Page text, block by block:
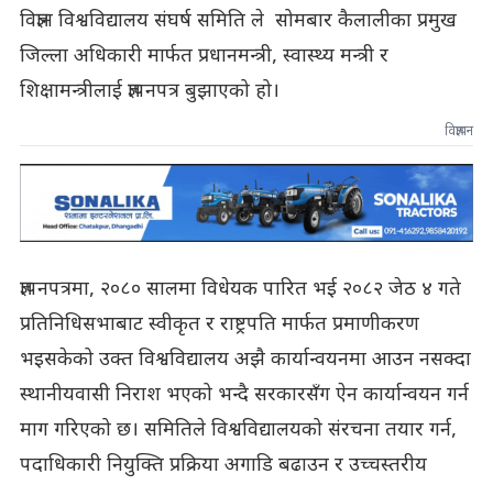
विज्ञान विश्वविद्यालय संघर्ष समिति ले सोमबार कैलालीका प्रमुख
जिल्ला अधिकारी मार्फत प्रधानमन्त्री, स्वास्थ्य मन्त्री र
शिक्षामन्त्रीलाई ज्ञापनपत्र बुझाएको हो।
विज्ञापन
ज्ञापनपत्रमा, २०८० सालमा विधेयक पारित भई २०८२ जेठ ४ गते
प्रतिनिधिसभाबाट स्वीकृत र राष्ट्रपति मार्फत प्रमाणीकरण
भइसकेको उक्त विश्वविद्यालय अझै कार्यान्वयनमा आउन नसक्दा
स्थानीयवासी निराश भएको भन्दै सरकारसँग ऐन कार्यान्वयन गर्न
माग गरिएको छ। समितिले विश्वविद्यालयको संरचना तयार गर्न,
पदाधिकारी नियुक्ति प्रक्रिया अगाडि बढाउन र उच्चस्तरीय